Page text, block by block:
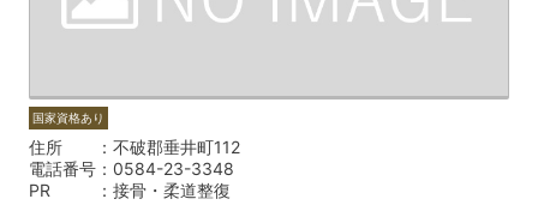
国家資格あり
住所
不破郡垂井町112
電話番号
0584-23-3348
PR
接骨・柔道整復